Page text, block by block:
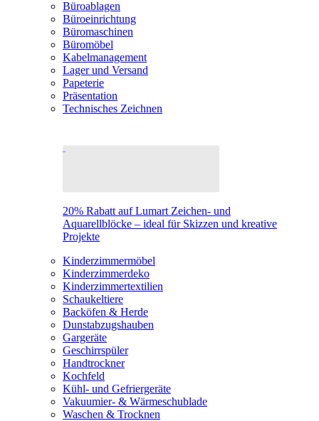
Büroablagen
Büroeinrichtung
Büromaschinen
Büromöbel
Kabelmanagement
Lager und Versand
Papeterie
Präsentation
Technisches Zeichnen
20% Rabatt auf Lumart Zeichen- und
Aquarellblöcke – ideal für Skizzen und kreative
Projekte
Kinderzimmermöbel
Kinderzimmerdeko
Kinderzimmertextilien
Schaukeltiere
Backöfen & Herde
Dunstabzugshauben
Gargeräte
Geschirrspüler
Handtrockner
Kochfeld
Kühl- und Gefriergeräte
Vakuumier- & Wärmeschublade
Waschen & Trocknen